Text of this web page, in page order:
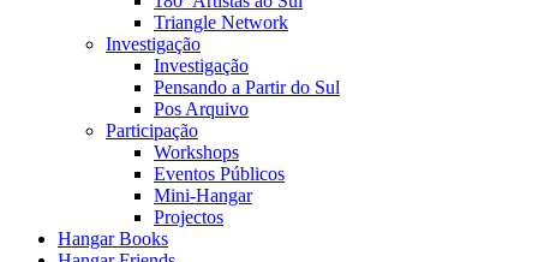
Triangle Network
Investigação
Investigação
Pensando a Partir do Sul
Pos Arquivo
Participação
Workshops
Eventos Públicos
Mini-Hangar
Projectos
Hangar Books